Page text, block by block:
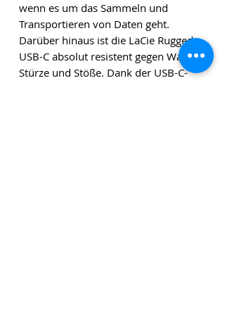
wenn es um das Sammeln und
Transportieren von Daten geht.
Darüber hinaus ist die LaCie Rugged
USB-C absolut resistent gegen Wasser,
Stürze und Stöße. Dank der USB-C-